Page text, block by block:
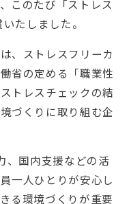
このたび「ストレス
たしました。
、ストレスフリーカ
省の定める「職業性
トレスチェックの結
づくりに取り組む企
、国内支援などの活
一人ひとりが安心し
る環境づくりが重要